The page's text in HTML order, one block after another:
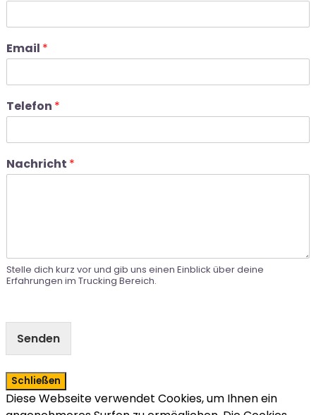
Email *
Telefon *
Nachricht *
Stelle dich kurz vor und gib uns einen Einblick über deine
Erfahrungen im Trucking Bereich.
Senden
Schließen
Diese Webseite verwendet Cookies, um Ihnen ein